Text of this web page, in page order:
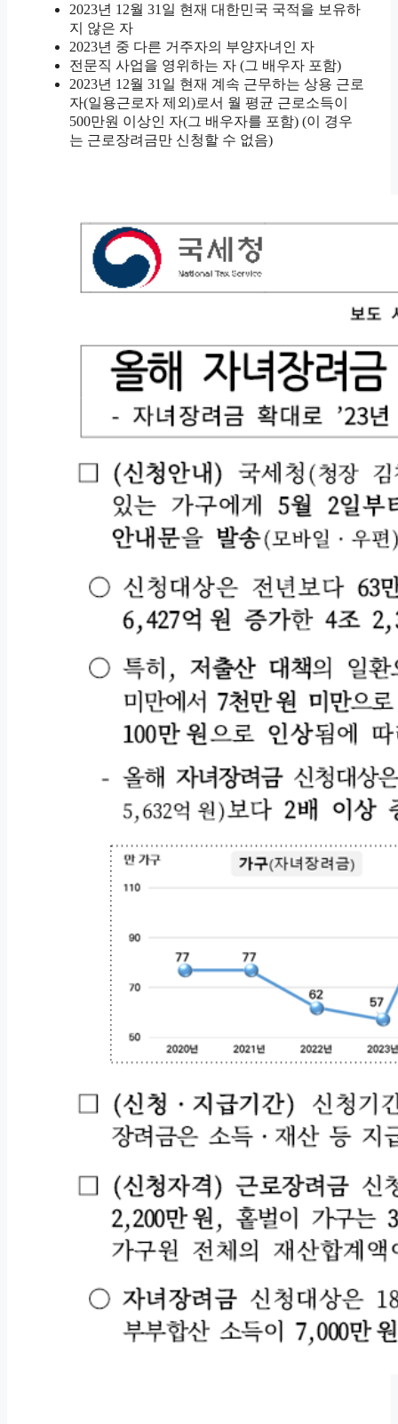
2023년 12월 31일 현재 대한민국 국적을 보유하
지 않은 자
2023년 중 다른 거주자의 부양자녀인 자
전문직 사업을 영위하는 자 (그 배우자 포함)
2023년 12월 31일 현재 계속 근무하는 상용 근로
자(일용근로자 제외)로서 월 평균 근로소득이
500만원 이상인 자(그 배우자를 포함) (이 경우
는 근로장려금만 신청할 수 없음)